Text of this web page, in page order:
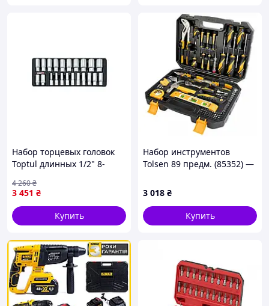
Набор торцевых головок
Toptul длинных 1/2" 8-
(GAAT2202) — Гарантия
3 451 ₴
4 260₴
Купить
Набор инструментов
Tolsen 89 предм. (85352) —
3 018 ₴
Купить